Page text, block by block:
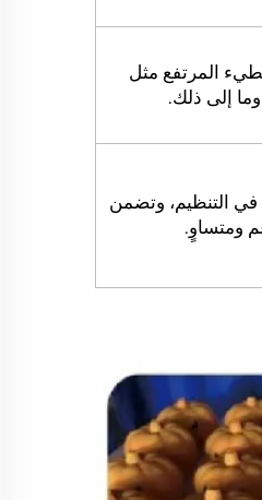
المرتفع مثل
في التنظيم، وتضمن
ومتساوٍ.